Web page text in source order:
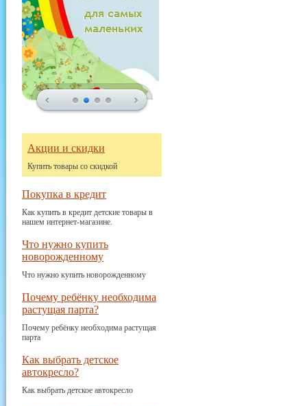
Акции и скидки
Купить товары со скидкой
Покупка в кредит
Как купить в кредит детские товары в
нашем интернет-магазине.
Что нужно купить
новорожденному
Что нужно купить новорожденному
Почему ребёнку необходима
растущая парта?
Почему ребёнку необходима растущая
парта
Как выбрать детское
автокресло?
Как выбрать детское автокресло